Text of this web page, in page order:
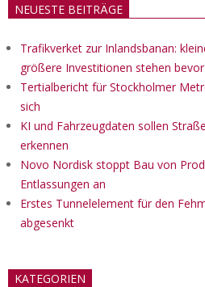
NEUESTE BEITRÄGE
Trafikverket zur Inlandsbanan:
größere Investitionen stehen bevor
Tertialbericht für Stockholmer
sich
KI und Fahrzeugdaten sollen
erkennen
Novo Nordisk stoppt Bau von
Entlassungen an
Erstes Tunnelelement für den
abgesenkt
KATEGORIEN